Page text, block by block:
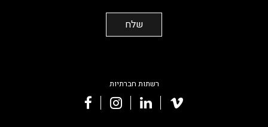
רשתות חברתיות
facebookinstagramlinkedin